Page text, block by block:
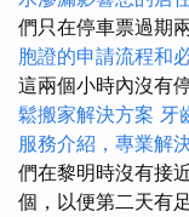
們只在停車票過期
胞證的申請流程和
這兩個小時內沒有
鬆搬家解決方案 牙
服務介紹，專業解
們在黎明時沒有接
個，以便第二天有